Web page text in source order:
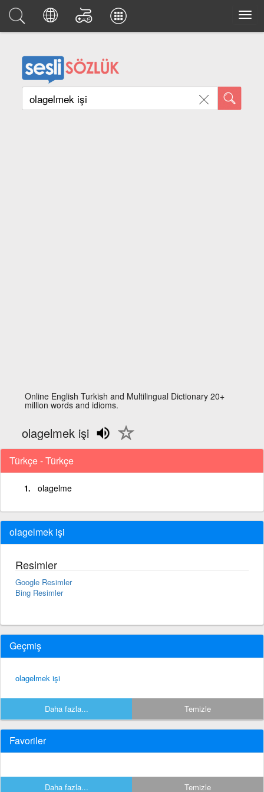
Online English Turkish and Multilingual Dictionary 20+
million words and idioms.
olagelmek işi
Türkçe - Türkçe
olagelme
olagelmek işi
Resimler
Google Resimler
Bing Resimler
Geçmiş
olagelmek işi
Daha fazla... Temizle
Favoriler
Daha fazla... Temizle